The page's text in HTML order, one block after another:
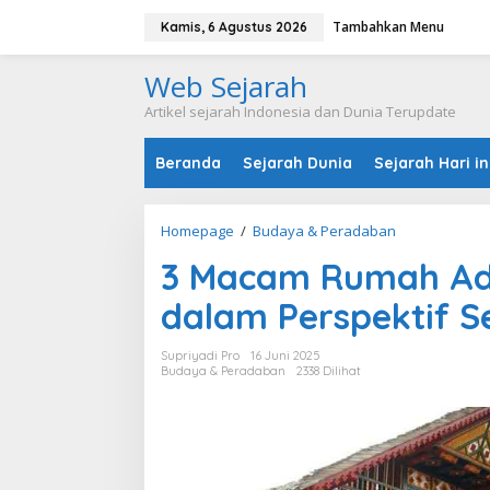
Kamis, 6 Agustus 2026 Tambahkan Menu
Web Sejarah
Artikel sejarah Indonesia dan Dunia Terupdate
Beranda Sejarah Dunia Sejarah Hari
Homepage / Budaya & Peradaban
a
c
a
m
A
d
3 Macam Rumah
dalam Perspektif
Supriyadi Pro
16 Juni 2025
Budaya & Peradaban
2338 Dilihat